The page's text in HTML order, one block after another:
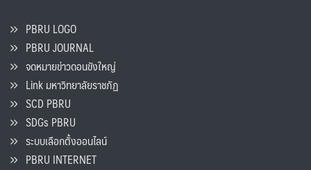
PBRU LOGO
PBRU JOURNAL
จดหมายข่าวดอนขังใหญ่
Link มหาวิทยาลัยราชภัฏ
SCD PBRU
SDGs PBRU
ระบบเลือกตั้งออนไลน์
PBRU INTERNET